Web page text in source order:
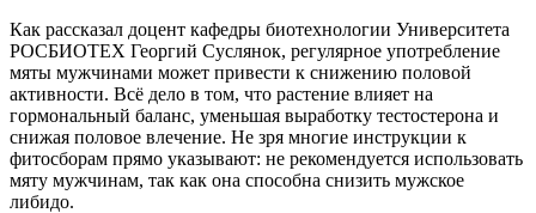
Как рассказал доцент кафедры биотехнологии Университета
РОСБИОТЕХ Георгий Суслянок, регулярное употребление
мяты мужчинами может привести к снижению половой
активности. Всё дело в том, что растение влияет на
гормональный баланс, уменьшая выработку тестостерона и
снижая половое влечение. Не зря многие инструкции к
фитосборам прямо указывают: не рекомендуется использовать
мяту мужчинам, так как она способна снизить мужское
либидо.